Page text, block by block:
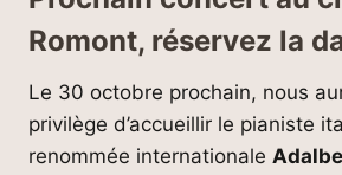
Romont, réservez la
Le 30 octobre prochain, nous
privilège d’accueillir le pianiste
renommée internationale